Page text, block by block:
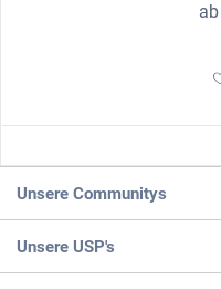
Unsere Communitys
Unsere USP's